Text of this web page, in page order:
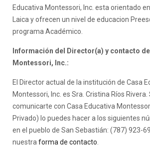
Educativa Montessori, Inc. esta orientado
Laica y ofrecen un nivel de educacion
programa Académico.
Información del Director(a) y contacto
Montessori, Inc.:
El Director actual de la institución de Casa
Montessori, Inc. es Sra. Cristina Ríos Rivera.
comunicarte con Casa Educativa
Privado) lo puedes hacer a los siguientes
en el pueblo de San Sebastián: (787) 923-
nuestra forma de contacto